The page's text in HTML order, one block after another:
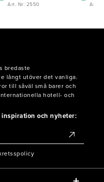
Art. Nr: 2550 Art.
bredaste
långt utöver det vanliga.
till såväl små barer och
hotell- och
och nyheter: